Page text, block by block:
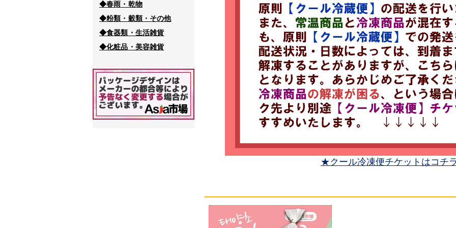
◆春雨・乾物
◆粉類・穀類・その他
◆食器類・生活雑貨
◆化粧品・美容雑貨
★クール冷凍便チケットはコチ